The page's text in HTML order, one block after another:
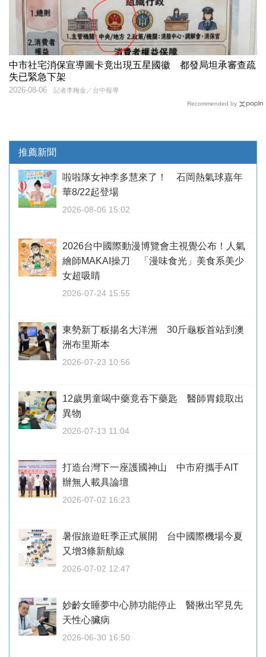
中市社宅消保宣導圖卡竟出現五星國徽 都發局坦承審查疏
失已緊急下架
記者李梅金／台中報導
2026-08-06
Recommended by
推薦新聞
啦啦隊女神李多慧來了！ 石岡熱氣球嘉年
華8/22起登場
2026-08-06 15:02
2026台中國際動漫博覽會主視覺公布！人氣
繪師MAKAI操刀 「漫味食光」美食系美少
女超吸睛
2026-07-24 15:55
東勢新丁粄揚名大洋洲 30斤龜粄首站到澳
洲布里斯本
2026-07-23 10:56
12歲男童喝中藥竟吞下藥匙 醫師胃鏡取出
異物
2026-07-13 11:04
打造台灣下一座護國神山 中市府攜手AIT
辦無人載具論壇
2026-07-02 16:23
暑假旅遊旺季正式展開 台中國際機場今夏
又增3條新航線
2026-07-02 12:47
妙齡女睡夢中心肺功能停止 醫揪出罕見先
天性心臟病
2026-06-30 16:50